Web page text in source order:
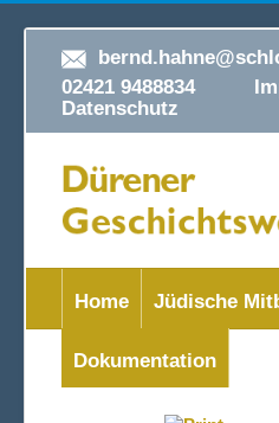
02421 9488834
Datenschutz
Home Jüdische
Dokumentation